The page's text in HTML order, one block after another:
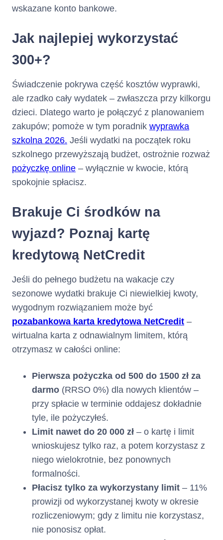
wskazane konto bankowe.
Jak najlepiej wykorzystać
300+?
Świadczenie pokrywa część kosztów wyprawki,
ale rzadko cały wydatek – zwłaszcza przy kilkorgu
dzieci. Dlatego warto je połączyć z planowaniem
zakupów; pomoże w tym poradnik wyprawka
szkolna 2026. Jeśli wydatki na początek roku
szkolnego przewyższają budżet, ostrożnie rozważ
pożyczkę online – wyłącznie w kwocie, którą
spokojnie spłacisz.
Brakuje Ci środków na
wyjazd? Poznaj kartę
kredytową NetCredit
Jeśli do pełnego budżetu na wakacje czy
sezonowe wydatki brakuje Ci niewielkiej kwoty,
wygodnym rozwiązaniem może być
pozabankowa karta kredytowa NetCredit –
wirtualna karta z odnawialnym limitem, którą
otrzymasz w całości online:
Pierwsza pożyczka od 500 do 1500 zł za
darmo (RRSO 0%) dla nowych klientów –
przy spłacie w terminie oddajesz dokładnie
tyle, ile pożyczyłeś.
Limit nawet do 20 000 zł – o kartę i limit
wnioskujesz tylko raz, a potem korzystasz z
niego wielokrotnie, bez ponownych
formalności.
Płacisz tylko za wykorzystany limit – 11%
prowizji od wykorzystanej kwoty w okresie
rozliczeniowym; gdy z limitu nie korzystasz,
nie ponosisz opłat.